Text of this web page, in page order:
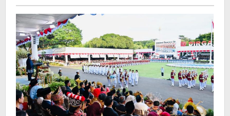
Hari
Kemerdekaan
80
Republik
Indonesia